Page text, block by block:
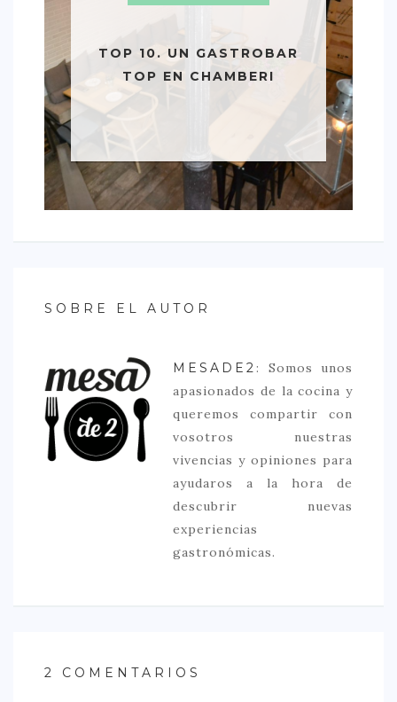
TOP 10. UN GASTROBAR
TOP EN CHAMBERI
SOBRE EL AUTOR
MESADE2: Somos unos
apasionados de la cocina y
queremos compartir con
vosotros nuestras
vivencias y opiniones para
ayudaros a la hora de
descubrir nuevas
experiencias
gastronómicas.
2 COMENTARIOS